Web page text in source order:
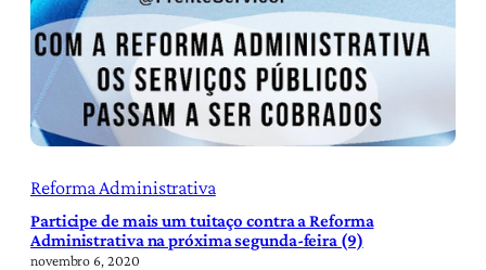
Reforma Administrativa
Participe de mais um tuitaço contra a Reforma
Administrativa na próxima segunda-feira (9)
novembro 6, 2020